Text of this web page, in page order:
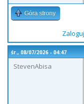
Góra strony
śr., 08/07/2026 - 04:47
StevenAbisa